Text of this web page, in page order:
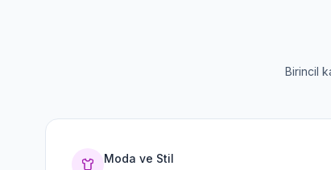
Birincil
Moda ve Stil